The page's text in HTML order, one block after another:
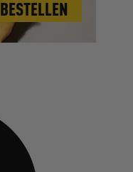
BESTELLEN